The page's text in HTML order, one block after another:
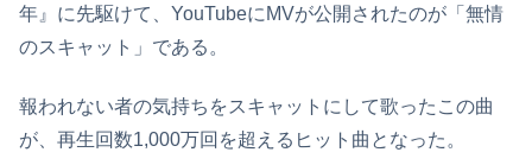
年』に先駆けて、YouTubeにMVが公開されたのが「無情
のスキャット」である。
報われない者の気持ちをスキャットにして歌ったこの曲
が、再生回数1,000万回を超えるヒット曲となった。